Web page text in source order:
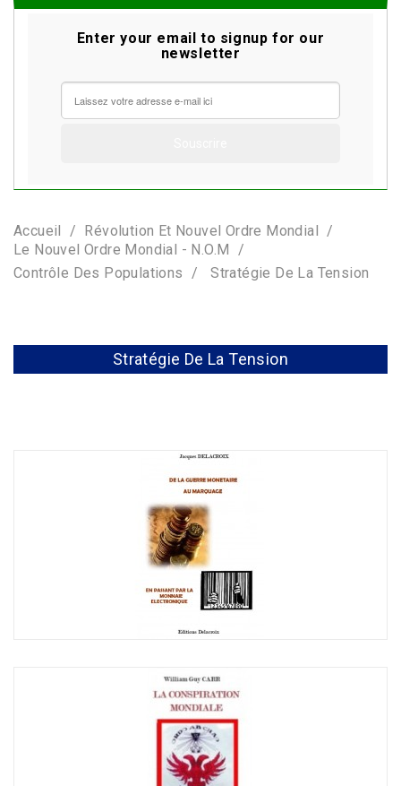
Enter your email to signup for our
newsletter
Accueil
Révolution Et Nouvel Ordre Mondial
Le Nouvel Ordre Mondial - N.O.M
Contrôle Des Populations
Stratégie De La Tension
Stratégie De La Tension